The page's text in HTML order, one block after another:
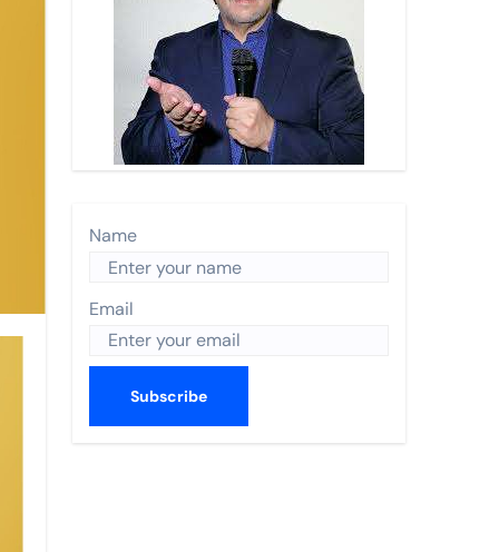
Turística 2026 y recibe a Enrique de la Madrid.
de World Trade Centers Association en Filadelfia
2026
nacionales
Name
Email